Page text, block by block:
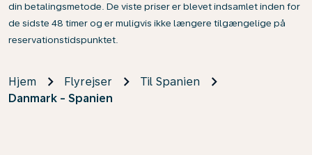
din betalingsmetode. De viste priser er blevet indsamlet inden for
de sidste 48 timer og er muligvis ikke længere tilgængelige på
reservationstidspunktet.
Hjem Flyrejser
Til Spanien
Danmark - Spanien